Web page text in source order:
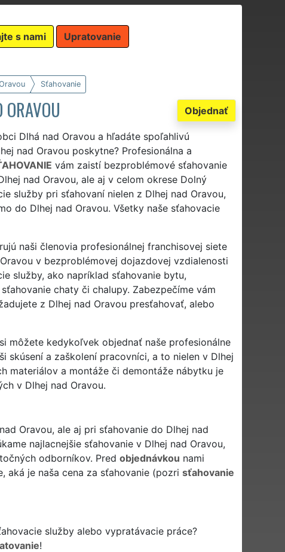
s nami Upratovanie
Sťahovanie
Objednať
Dlhá nad Oravou a hľadáte spoľahlivú
nad Oravou poskytne? Profesionálna a
vám zaistí bezproblémové sťahovanie
nad Oravou, ale aj v celom okrese Dolný
služby pri sťahovaní nielen z Dlhej nad Oravou,
do Dlhej nad Oravou. Všetky naše sťahovacie
naši členovia profesionálnej franchisovej siete
v bezproblémovej dojazdovej vzdialenosti
služby, ako napríklad sťahovanie bytu,
chaty či chalupy. Zabezpečíme vám
z Dlhej nad Oravou presťahovať, alebo
môžete kedykoľvek objednať naše profesionálne
skúsení a zaškolení pracovníci, a to nielen v Dlhej
materiálov a montáže či demontáže nábytku je
v Dlhej nad Oravou.
Oravou, ale aj pri sťahovanie do Dlhej nad
najlacnejšie sťahovanie v Dlhej nad Oravou,
odborníkov. Pred objednávkou nami
aká je naša cena za sťahovanie (pozri sťahovanie
služby alebo vypratávacie práce?
!